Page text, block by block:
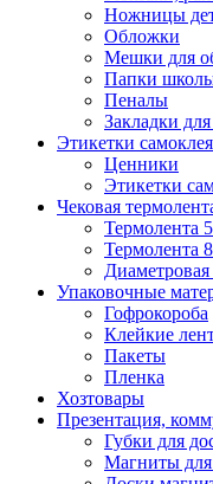
Ножницы
Обложки
Мешки для
Папки
Пеналы
Закладки
Этикетки
Ценники
Этикетки
Чековая
Термолента
Термолента
Диаметровая
Упаковочные
Гофрокороба
Клейкие
Пакеты
Пленка
Хозтовары
Презентация,
Губки для
Магниты для